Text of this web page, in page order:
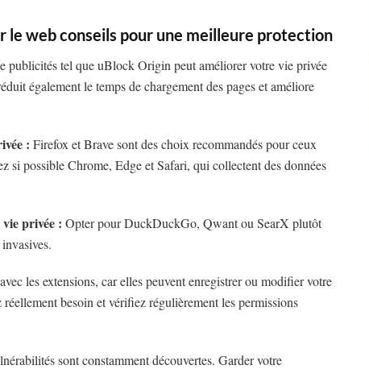
le web conseils pour une meilleure protection
publicités tel que uBlock Origin peut améliorer votre vie privée
également le temps de chargement des pages et améliore
: Firefox et Brave sont des choix recommandés pour ceux
si possible Chrome, Edge et Safari, qui collectent des données
privée : Opter pour DuckDuckGo, Qwant ou SearX plutôt
les extensions, car elles peuvent enregistrer ou modifier votre
besoin et vérifiez régulièrement les permissions
sont constamment découvertes. Garder votre